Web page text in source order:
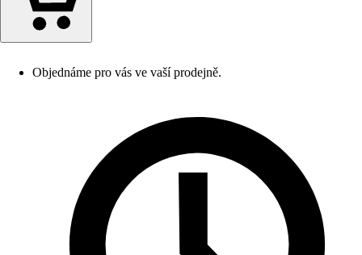
Objednáme pro vás ve vaší prodejně.